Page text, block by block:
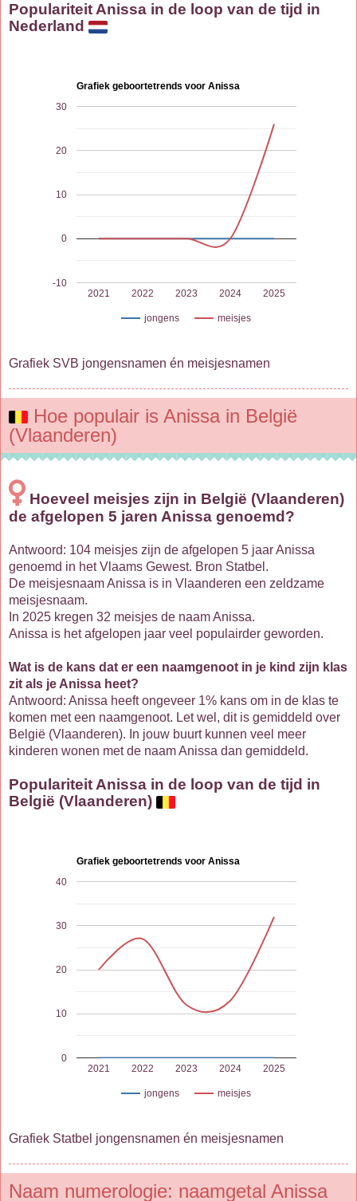
Populariteit Anissa in de loop van de tijd in
Nederland
Grafiek geboortetrends voor Anissa
jongens meisjes
2021 2022 2023 2024 2025
-10
0
10
20
30
Grafiek SVB jongensnamen én meisjesnamen
Hoe populair is Anissa in België
(Vlaanderen)
Hoeveel meisjes zijn in België (Vlaanderen)
de afgelopen 5 jaren Anissa genoemd?
Antwoord: 104 meisjes zijn de afgelopen 5 jaar Anissa
genoemd in het Vlaams Gewest. Bron Statbel.
De meisjesnaam Anissa is in Vlaanderen een zeldzame
meisjesnaam.
In 2025 kregen 32 meisjes de naam Anissa.
Anissa is het afgelopen jaar veel populairder geworden.
Wat is de kans dat er een naamgenoot in je kind zijn klas
zit als je Anissa heet?
Antwoord: Anissa heeft ongeveer 1% kans om in de klas te
komen met een naamgenoot. Let wel, dit is gemiddeld over
België (Vlaanderen). In jouw buurt kunnen veel meer
kinderen wonen met de naam Anissa dan gemiddeld.
Populariteit Anissa in de loop van de tijd in
België (Vlaanderen)
Grafiek geboortetrends voor Anissa
jongens meisjes
2021 2022 2023 2024 2025
0
10
20
30
40
Grafiek Statbel jongensnamen én meisjesnamen
Naam numerologie: naamgetal Anissa